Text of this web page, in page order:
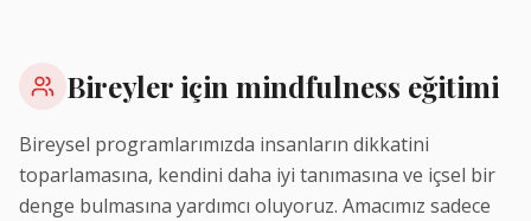
Bireyler için mindfulness eğitimi
Bireysel programlarımızda insanların dikkatini
toparlamasına, kendini daha iyi tanımasına ve içsel bir
denge bulmasına yardımcı oluyoruz. Amacımız sadece